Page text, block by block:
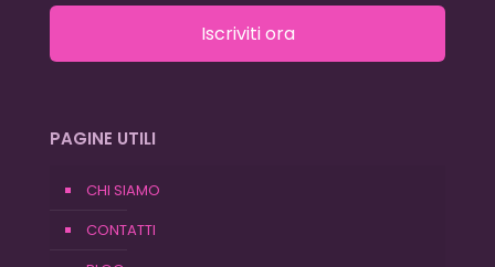
Iscriviti ora
PAGINE UTILI
CHI SIAMO
CONTATTI